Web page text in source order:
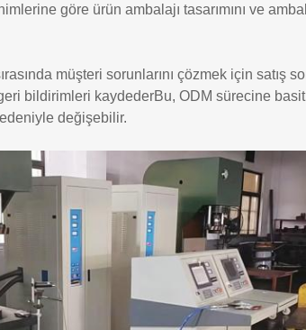
göre ürün ambalajı tasarımını ve
müşteri sorunlarını çözmek için satış
bildirimleri kaydederBu, ODM sürecine
değişebilir.